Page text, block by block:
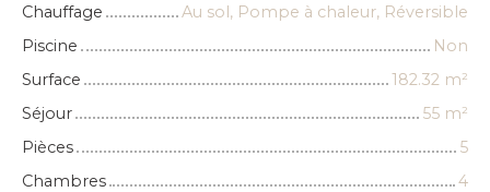
Chauffage
Au sol, Pompe à chaleur, Réversible
Piscine
Non
Surface
182.32 m²
Séjour
55 m²
Pièces
5
Chambres
4